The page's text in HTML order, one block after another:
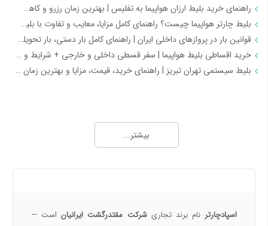
راهنمای خرید بلیط ارزان هواپیما به تفلیس | بهترین زمان رزرو و کاهش هزینه سفر
بلیط چارتر هواپیما چیست؟ راهنمای کامل مزایا، معایب و تفاوت با بلیط سیستمی
قوانین بار در پروازهای داخلی ایران | راهنمای کامل بار دستی، بار تحویلی و مقررات حمل بار
خرید اقساطی بلیط هواپیما | سفر قسطی داخلی و خارجی + شرایط و مدارک | اسپادچارتر
بلیط سیستمی تهران تبریز | راهنمای خرید، قیمت، مزایا و بهترین زمان رزرو
بیشتر...
اسپادچارتر نام برند تجاریشرکت مقتدرگشت ایرانیاناست —